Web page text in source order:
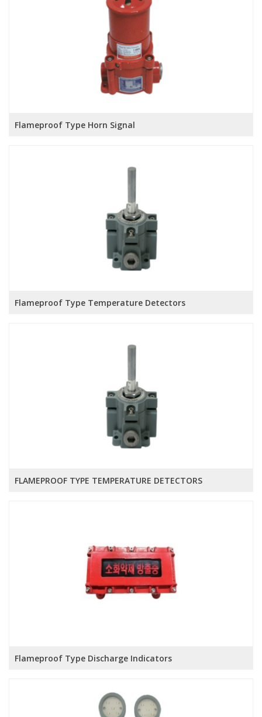
Flameproof Type Horn Signal
Flameproof Type Temperature Detectors
FLAMEPROOF TYPE TEMPERATURE DETECTORS
Flameproof Type Discharge Indicators